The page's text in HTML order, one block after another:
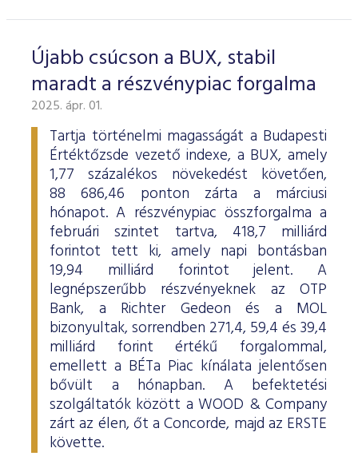
Újabb csúcson a BUX, stabil
maradt a részvénypiac forgalma
2025. ápr. 01.
Tartja történelmi magasságát a Budapesti
Értéktőzsde vezető indexe, a BUX, amely
1,77 százalékos növekedést követően,
88 686,46 ponton zárta a márciusi
hónapot. A részvénypiac összforgalma a
februári szintet tartva, 418,7 milliárd
forintot tett ki, amely napi bontásban
19,94 milliárd forintot jelent. A
legnépszerűbb részvényeknek az OTP
Bank, a Richter Gedeon és a MOL
bizonyultak, sorrendben 271,4, 59,4 és 39,4
milliárd forint értékű forgalommal,
emellett a BÉTa Piac kínálata jelentősen
bővült a hónapban. A befektetési
szolgáltatók között a WOOD & Company
zárt az élen, őt a Concorde, majd az ERSTE
követte.